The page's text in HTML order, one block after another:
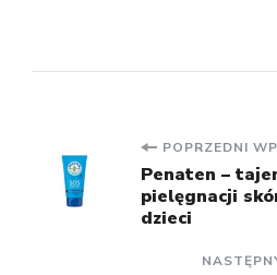
Nawigacja
wpisu
POPRZEDNI
Penaten –
pielęgnacji
dzieci